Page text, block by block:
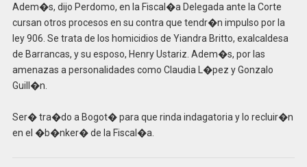
Adem�s, dijo Perdomo, en la Fiscal�a Delegada ante la Corte
cursan otros procesos en su contra que tendr�n impulso por la
ley 906. Se trata de los homicidios de Yiandra Britto, exalcaldesa
de Barrancas, y su esposo, Henry Ustariz. Adem�s, por las
amenazas a personalidades como Claudia L�pez y Gonzalo
Guill�n.
Ser� tra�do a Bogot� para que rinda indagatoria y lo recluir�n
en el �b�nker� de la Fiscal�a.